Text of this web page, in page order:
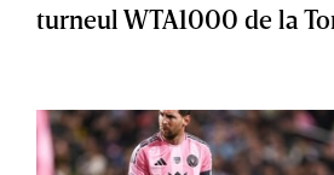
turneul WTA1000 de la